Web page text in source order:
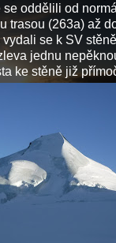
oddělili od
trasou (263a) až
se k SV
jednu
ke stěně již